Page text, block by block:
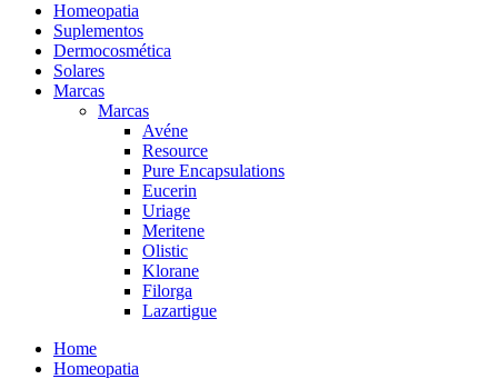
Homeopatia
Suplementos
Dermocosmética
Solares
Marcas
Marcas
Avéne
Resource
Pure Encapsulations
Eucerin
Uriage
Meritene
Olistic
Klorane
Filorga
Lazartigue
Home
Homeopatia